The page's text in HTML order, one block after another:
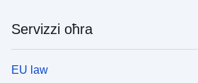
Servizzi oħra
EU law